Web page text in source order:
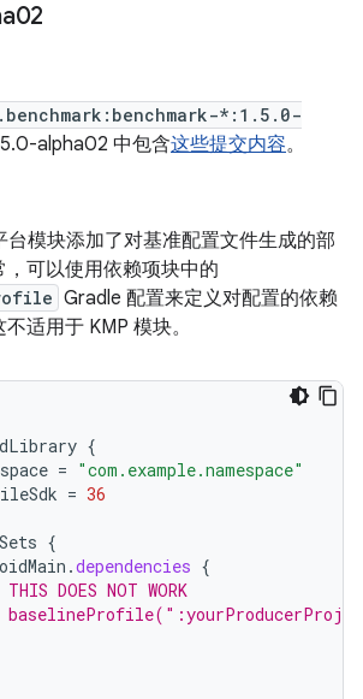
*:1.5.0-
alpha02 中包含这些提交内容。
台模块添加了对基准配置文件生成的部
，可以使用依赖项块中的
Gradle 配置来定义对配置的依赖
适用于 KMP 模块。
{
= "com.example.namespace"
= 36
{
.dependencies {
DOES NOT WORK